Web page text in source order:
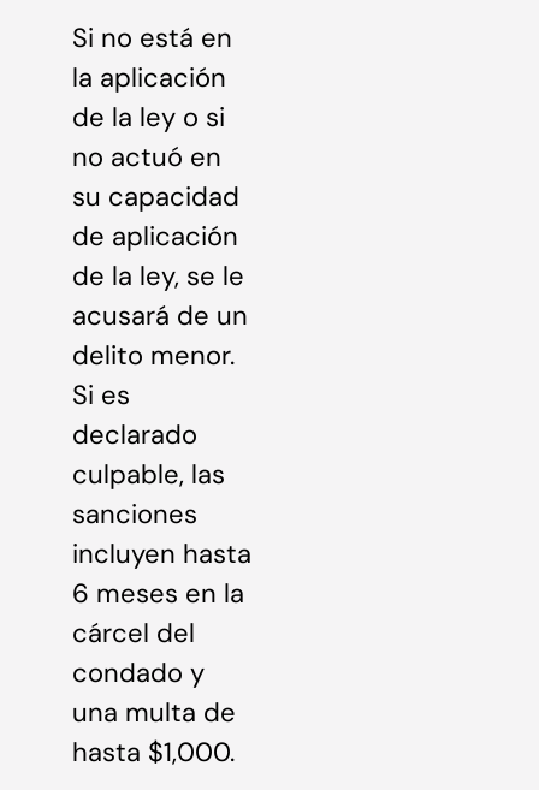
Si no está en
la aplicación
de la ley o si
no actuó en
su capacidad
de aplicación
de la ley, se le
acusará de un
delito menor.
Si es
declarado
culpable, las
sanciones
incluyen hasta
6 meses en la
cárcel del
condado y
una multa de
hasta $1,000.